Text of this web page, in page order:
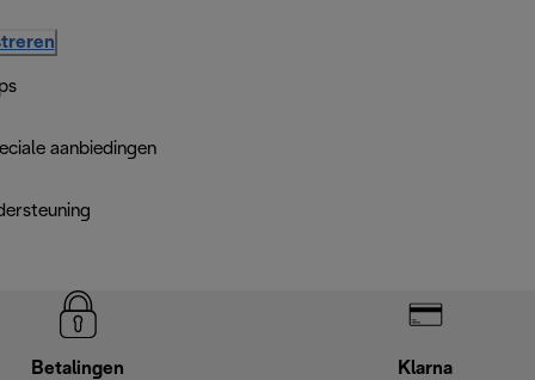
aanbiedingen
Betalingen Klarna